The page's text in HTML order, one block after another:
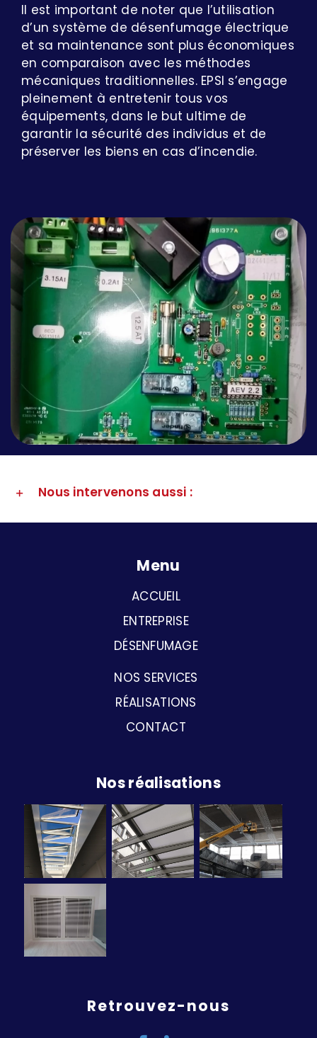
Il est important de noter que l’utilisation
d’un système de désenfumage électrique
et sa maintenance sont plus économiques
en comparaison avec les méthodes
mécaniques traditionnelles. EPSI s’engage
pleinement à entretenir tous vos
équipements, dans le but ultime de
garantir la sécurité des individus et de
préserver les biens en cas d’incendie.
Nous intervenons aussi :
Menu
ACCUEIL
ENTREPRISE
DÉSENFUMAGE
NOS SERVICES
RÉALISATIONS
CONTACT
Nos réalisations
Retrouvez-nous